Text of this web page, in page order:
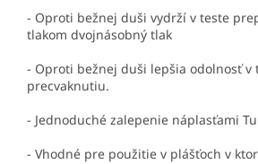
- Oproti bežnej duši vydrží v teste
tlakom dvojnásobný tlak
- Oproti bežnej duši lepšia odolnosť v
precvaknutiu.
- Jednoduché zalepenie náplasťami
- Vhodné pre použitie v plášťoch v